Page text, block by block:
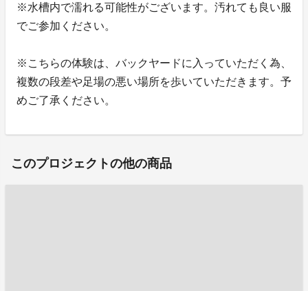
※水槽内で濡れる可能性がございます。汚れても良い服
でご参加ください。
※こちらの体験は、バックヤードに入っていただく為、
複数の段差や足場の悪い場所を歩いていただきます。予
めご了承ください。
このプロジェクトの他の商品